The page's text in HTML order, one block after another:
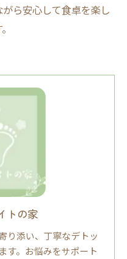
ら安心して食卓を楽し
トの家
り添い、丁寧なデトッ
す。お悩みをサポート